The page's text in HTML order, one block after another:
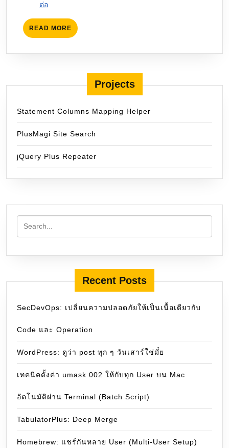
ต่อ
READ MORE READ
MORE
Projects
Statement Columns Mapping Helper
PlusMagi Site Search
jQuery Plus Repeater
Recent Posts
SecDevOps: เปลี่ยนความปลอดภัยให้เป็นเนื้อเดียวกับ
Code และ Operation
WordPress: ดูว่า post ทุก ๆ วันเสาร์ใช่มั๋ย
เทคนิคตั้งค่า umask 002 ให้กับทุก User บน Mac
อัตโนมัติผ่าน Terminal (Batch Script)
TabulatorPlus: Deep Merge
Homebrew: แชร์กันหลาย User (Multi-User Setup)